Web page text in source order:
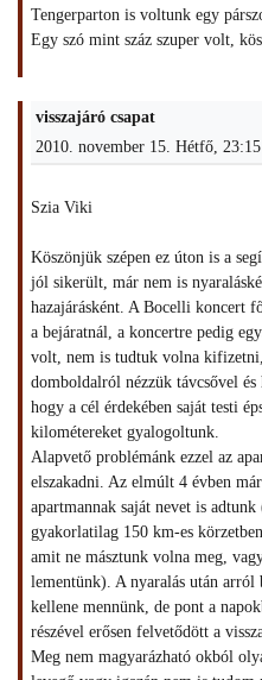
Tengerparton is voltunk egy
Egy szó mint száz szuper volt,
visszajáró csapat
2010. november 15. Hétfő, 23:15
Szia Viki
Köszönjük szépen ez úton is a
jól sikerült, már nem is
hazajárásként. A Bocelli koncert
a bejáratnál, a koncertre pedig
volt, nem is tudtuk volna
domboldalról nézzük távcsővel és
hogy a cél érdekében saját testi
kilométereket gyalogoltunk.
Alapvető problémánk ezzel az
elszakadni. Az elmúlt 4 évben
apartmannak saját nevet is
gyakorlatilag 150 km-es
amit ne másztunk volna meg,
lementünk). A nyaralás után
kellene mennünk, de pont a
részével erősen felvetődött a
Meg nem magyarázható okból